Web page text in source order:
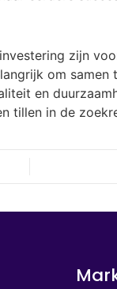
zijn
om
en
tillen in de